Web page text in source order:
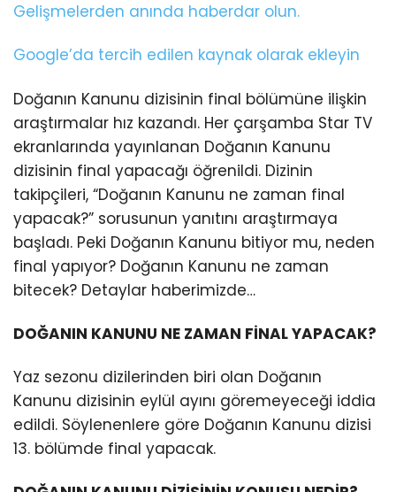
Gelişmelerden anında haberdar olun.
Google’da tercih edilen kaynak olarak ekleyin
Doğanın Kanunu dizisinin final bölümüne ilişkin
araştırmalar hız kazandı. Her çarşamba Star TV
ekranlarında yayınlanan Doğanın Kanunu
dizisinin final yapacağı öğrenildi. Dizinin
takipçileri, “Doğanın Kanunu ne zaman final
yapacak?” sorusunun yanıtını araştırmaya
başladı. Peki Doğanın Kanunu bitiyor mu, neden
final yapıyor? Doğanın Kanunu ne zaman
bitecek? Detaylar haberimizde…
DOĞANIN KANUNU NE ZAMAN FİNAL YAPACAK?
Yaz sezonu dizilerinden biri olan Doğanın
Kanunu dizisinin eylül ayını göremeyeceği iddia
edildi. Söylenenlere göre Doğanın Kanunu dizisi
13. bölümde final yapacak.